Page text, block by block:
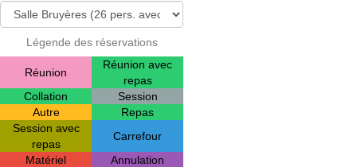
Légende des réservations
Réunion
Réunion avec
repas
Collation
Session
Autre
Repas
Session avec
repas
Carrefour
Matériel
Annulation